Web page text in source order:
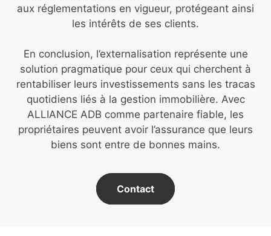
aux réglementations en vigueur, protégeant ainsi
les intérêts de ses clients.
En conclusion, l’externalisation représente une
solution pragmatique pour ceux qui cherchent à
rentabiliser leurs investissements sans les tracas
quotidiens liés à la gestion immobilière. Avec
ALLIANCE ADB comme partenaire fiable, les
propriétaires peuvent avoir l’assurance que leurs
biens sont entre de bonnes mains.
Contact